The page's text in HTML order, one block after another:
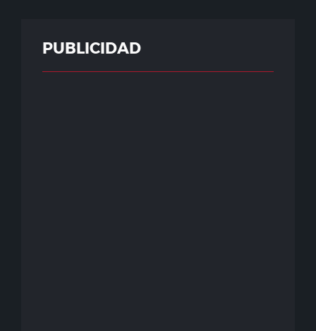
PUBLICIDAD